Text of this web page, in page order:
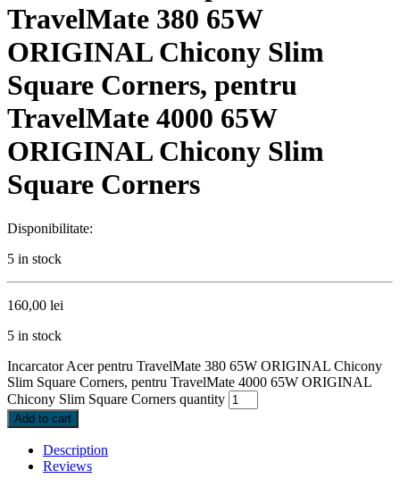
TravelMate 380 65W
ORIGINAL Chicony Slim
Square Corners, pentru
TravelMate 4000 65W
ORIGINAL Chicony Slim
Square Corners
Disponibilitate:
5 in stock
160,00 lei
5 in stock
Incarcator Acer pentru TravelMate 380 65W ORIGINAL Chicony
Slim Square Corners, pentru TravelMate 4000 65W ORIGINAL
Chicony Slim Square Corners quantity
Add to cart
Description
Reviews